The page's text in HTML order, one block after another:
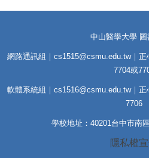
中山醫學大學 圖
網路通訊組｜cs1515@csmu.edu.tw｜
7704或
軟體系統組｜cs1516@csmu.edu.tw｜
7706
學校地址：40201台中市南
隱私權